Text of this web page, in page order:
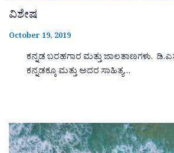
ವಿಶೇಷ
October 19, 2019
ಕನ್ನಡ ಬರಹಗಾರ ಮತ್ತು ಜಾಲತಾಣಗಳು.
ಕನ್ನಡಕ್ಕೂ ಮತ್ತು ಅದರ ಸಾಹಿತ್ಯ…